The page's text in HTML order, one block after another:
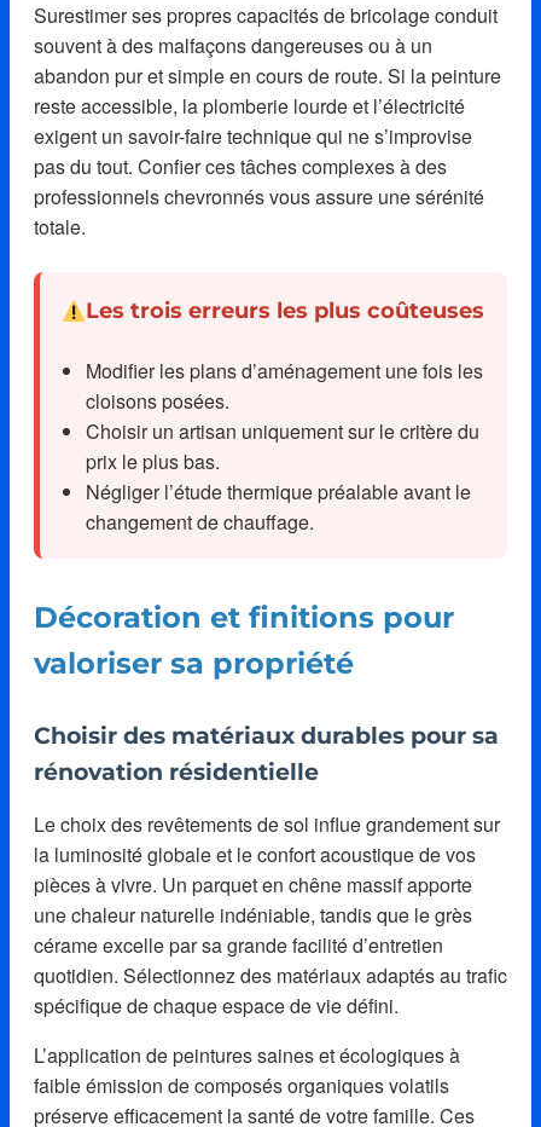
Surestimer ses propres capacités de bricolage conduit
souvent à des malfaçons dangereuses ou à un
abandon pur et simple en cours de route. Si la peinture
reste accessible, la plomberie lourde et l’électricité
exigent un savoir-faire technique qui ne s’improvise
pas du tout. Confier ces tâches complexes à des
professionnels chevronnés vous assure une sérénité
totale.
Les trois erreurs les plus coûteuses
Modifier les plans d’aménagement une fois les
cloisons posées.
Choisir un artisan uniquement sur le critère du
prix le plus bas.
Négliger l’étude thermique préalable avant le
changement de chauffage.
Décoration et finitions pour
valoriser sa propriété
Choisir des matériaux durables pour sa
rénovation résidentielle
Le choix des revêtements de sol influe grandement sur
la luminosité globale et le confort acoustique de vos
pièces à vivre. Un parquet en chêne massif apporte
une chaleur naturelle indéniable, tandis que le grès
cérame excelle par sa grande facilité d’entretien
quotidien. Sélectionnez des matériaux adaptés au trafic
spécifique de chaque espace de vie défini.
L’application de peintures saines et écologiques à
faible émission de composés organiques volatils
préserve efficacement la santé de votre famille. Ces